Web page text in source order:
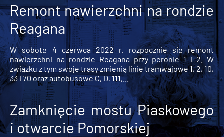
Remont nawierzchni na rondzie
Reagana
W sobotę 4 czerwca 2022 r. rozpocznie się remont
nawierzchni na rondzie Reagana przy peronie 1 i 2. W
związku z tym swoje trasy zmienią linie tramwajowe 1, 2, 10,
33 i 70 oraz autobusowe C, D, 111,...
Zamknięcie mostu Piaskowego
i otwarcie Pomorskiej